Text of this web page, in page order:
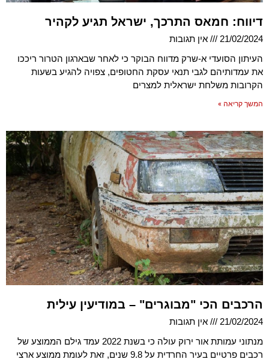
דיווח: חמאס התרכך, ישראל תגיע לקהיר
21/02/2024
אין תגובות
העיתון הסועדי א-שרק מדווח הבוקר כי לאחר שבארגון הטרור ריככו
את עמדותיהם לגבי תנאי עסקת החטופים, צפויה להגיע בשעות
הקרובות משלחת ישראלית למצרים
המשך קריאה »
הרכבים הכי "מבוגרים" – במודיעין עילית
21/02/2024
אין תגובות
מנתוני עמותת אור ירוק עולה כי בשנת 2022 עמד גילם הממוצע של
רכבים פרטיים בעיר החרדית על 9.8 שנים, זאת לעומת ממוצע ארצי